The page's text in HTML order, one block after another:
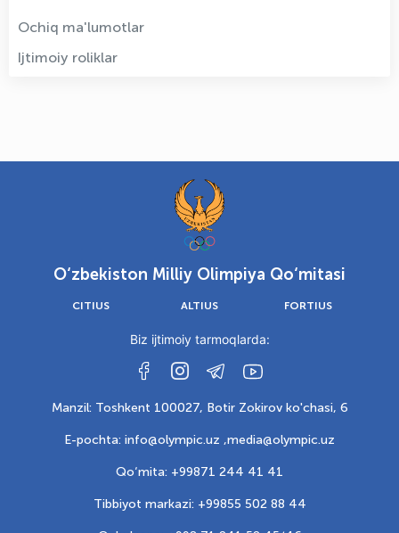
Ochiq ma'lumotlar
Ijtimoiy roliklar
O‘zbekiston Milliy Olimpiya Qo‘mitasi
CITIUS ALTIUS FORTIUS
Biz ijtimoiy tarmoqlarda:
Manzil: Toshkent 100027, Botir Zokirov ko'chasi, 6
E-pochta: info@olympic.uz ,media@olympic.uz
Qo‘mita: +99871 244 41 41
Tibbiyot markazi: +99855 502 88 44